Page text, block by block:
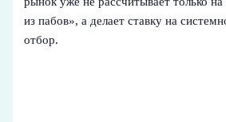
из пабов», а делает ставку на
отбор.